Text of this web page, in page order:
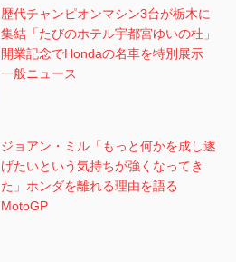
歴代チャンピオンマシン3台が栃木に
集結「たびのホテル宇都宮ゆいの杜」
開業記念でHondaの名車を特別展示
一般ニュース
ジョアン・ミル「もっと何かを成し遂
げたいという気持ちが強くなってき
た」ホンダを離れる理由を語る
MotoGP